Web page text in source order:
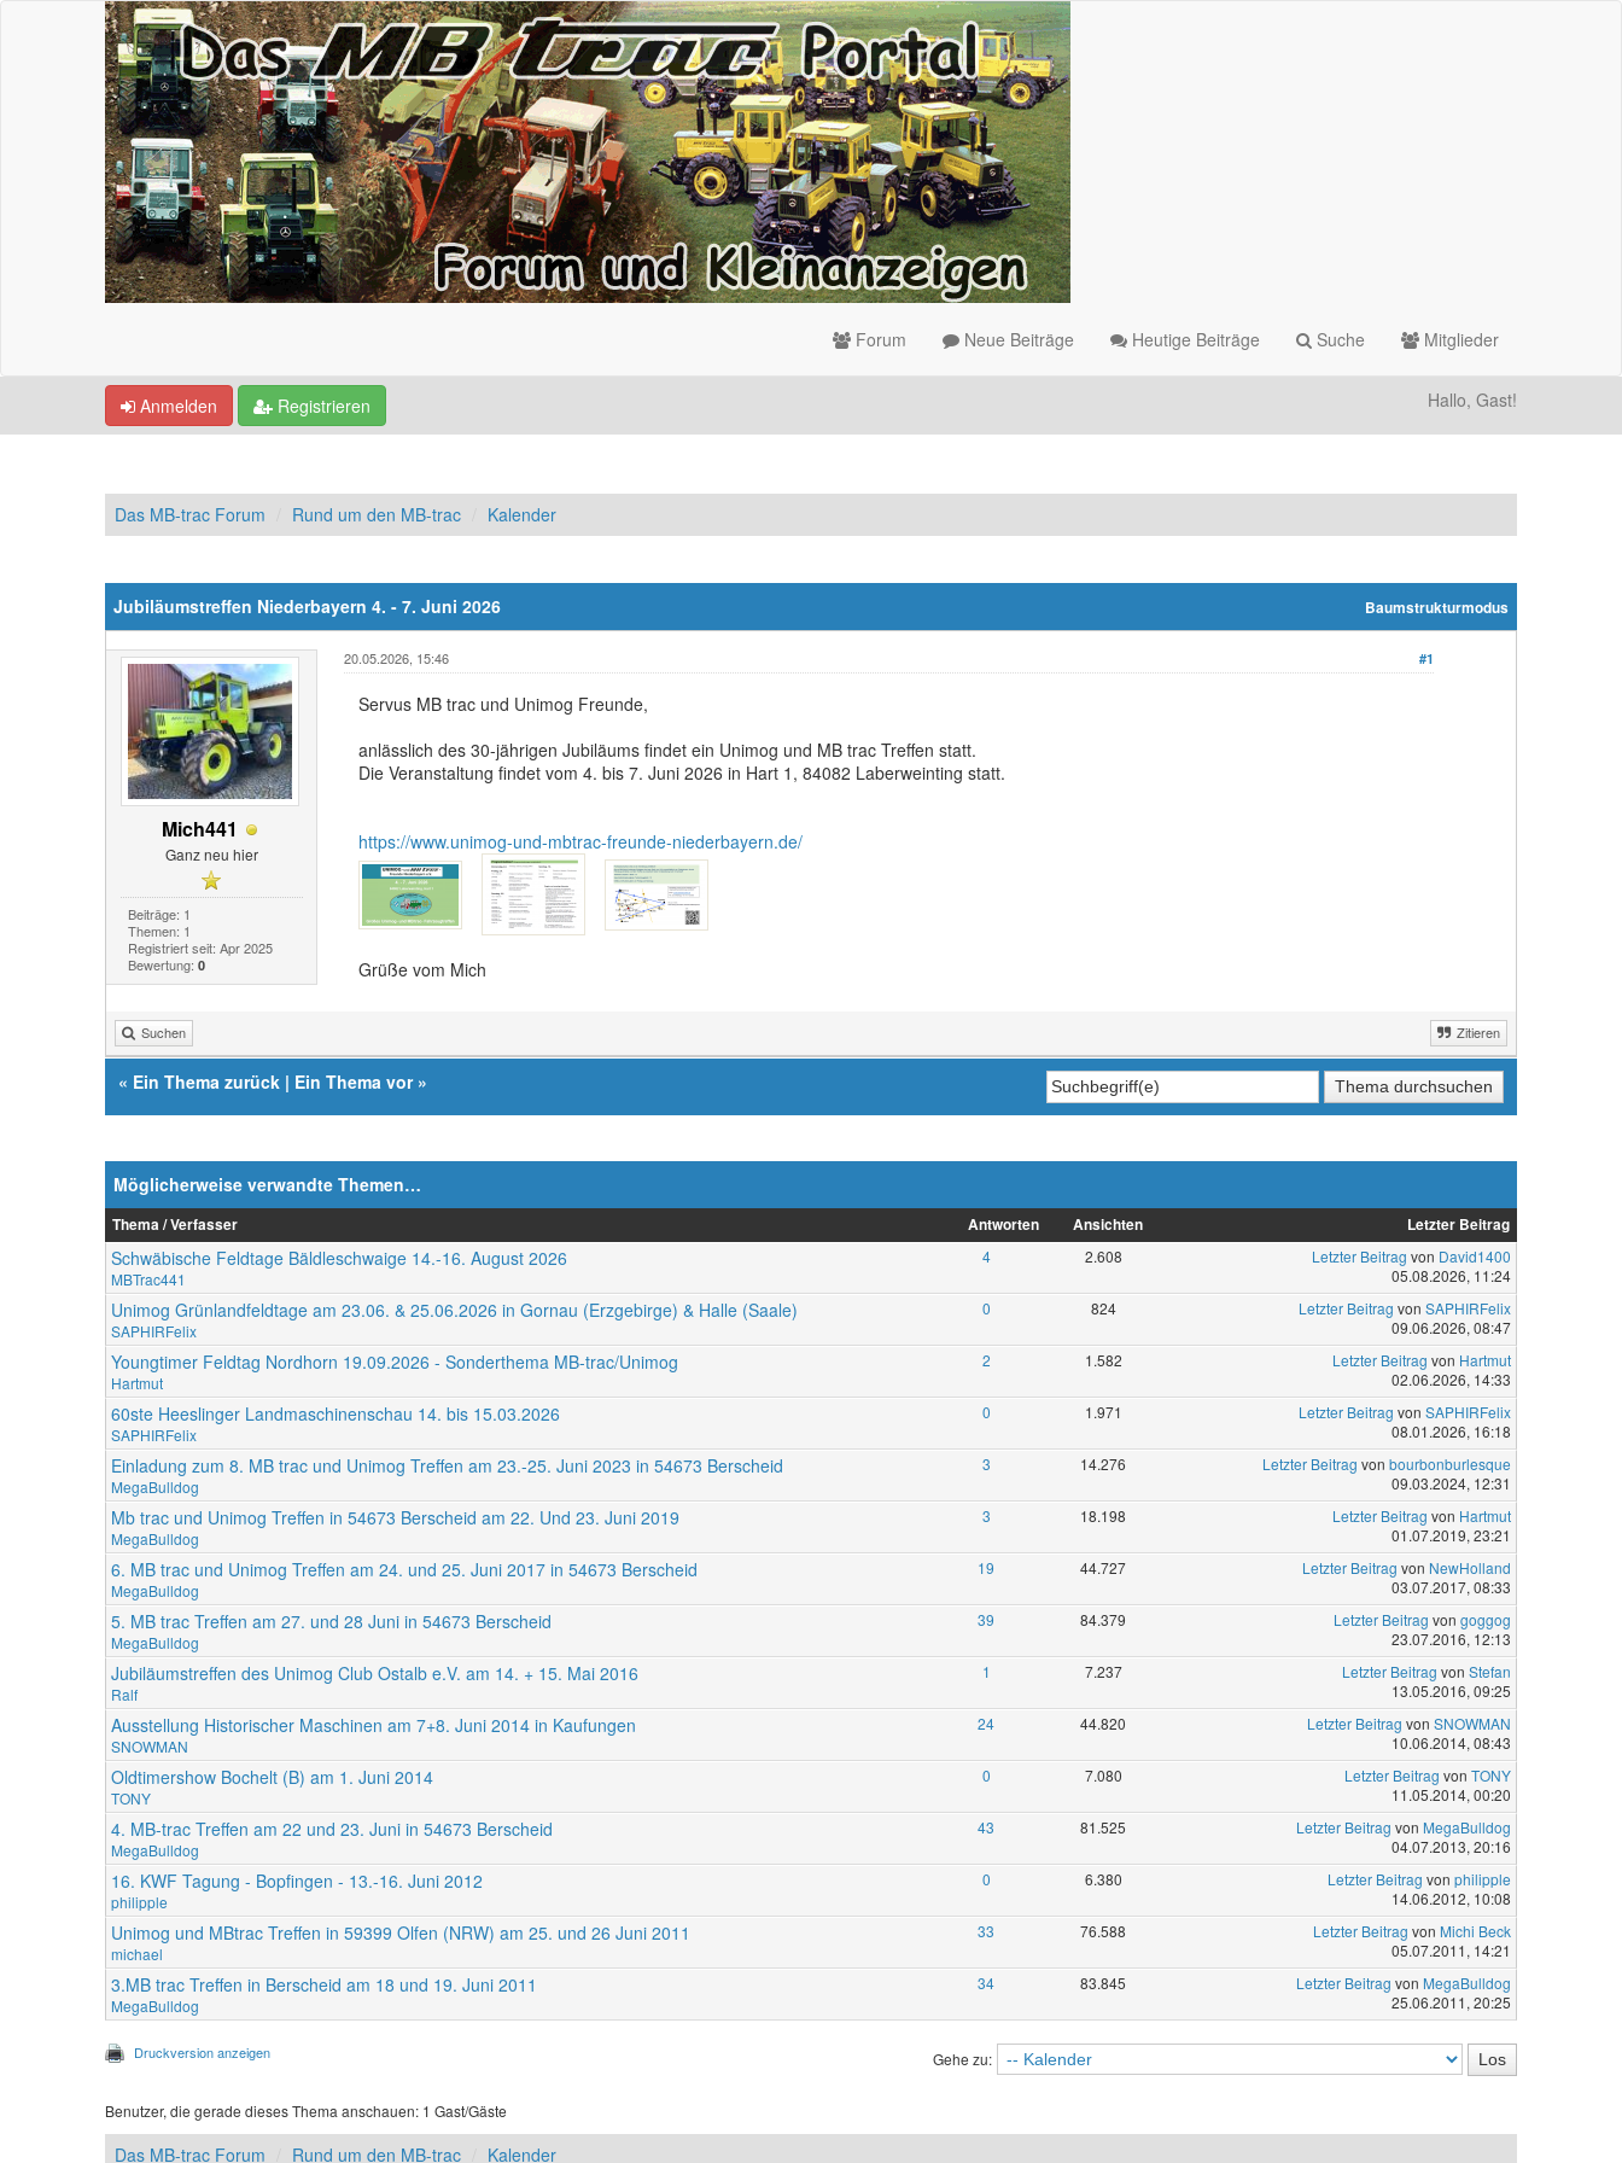
Forum Neue Beiträge Heutige Beiträge Suche Mitglieder
Anmelden Registrieren Hallo, Gast!
Das MB-trac Forum Rund um den MB-trac Kalender
Baumstrukturmodus
Jubiläumstreffen Niederbayern 4. - 7. Juni 2026
Mich441
Ganz neu hier
Beiträge: 1
Themen: 1
Registriert seit: Apr 2025
Bewertung: 0
#1
20.05.2026, 15:46
Servus MB trac und Unimog Freunde,
anlässlich des 30-jährigen Jubiläums findet ein Unimog und MB trac Treffen statt.
Die Veranstaltung findet vom 4. bis 7. Juni 2026 in Hart 1, 84082 Laberweinting statt.
https://www.unimog-und-mbtrac-freunde-niederbayern.de/
Grüße vom Mich
Suchen Zitieren
« Ein Thema zurück | Ein Thema vor»
Möglicherweise verwandte Themen…
Thema / Verfasser Antworten Ansichten Letzter Beitrag
Schwäbische Feldtage Bäldleschwaige 14.-16. August 2026
MBTrac441
4 2.608 Letzter Beitrag von David1400
05.08.2026, 11:24
Unimog Grünlandfeldtage am 23.06. & 25.06.2026 in Gornau (Erzgebirge) & Halle (Saale)
SAPHIRFelix
0 824 Letzter Beitrag von SAPHIRFelix
09.06.2026, 08:47
Youngtimer Feldtag Nordhorn 19.09.2026 - Sonderthema MB-trac/Unimog
Hartmut
2 1.582 Letzter Beitrag von Hartmut
02.06.2026, 14:33
60ste Heeslinger Landmaschinenschau 14. bis 15.03.2026
SAPHIRFelix
0 1.971 Letzter Beitrag von SAPHIRFelix
08.01.2026, 16:18
Einladung zum 8. MB trac und Unimog Treffen am 23.-25. Juni 2023 in 54673 Berscheid
MegaBulldog
3 14.276 Letzter Beitrag von bourbonburlesque
09.03.2024, 12:31
Mb trac und Unimog Treffen in 54673 Berscheid am 22. Und 23. Juni 2019
MegaBulldog
3 18.198 Letzter Beitrag von Hartmut
01.07.2019, 23:21
6. MB trac und Unimog Treffen am 24. und 25. Juni 2017 in 54673 Berscheid
MegaBulldog
19 44.727 Letzter Beitrag von NewHolland
03.07.2017, 08:33
5. MB trac Treffen am 27. und 28 Juni in 54673 Berscheid
MegaBulldog
39 84.379 Letzter Beitrag von goggog
23.07.2016, 12:13
Jubiläumstreffen des Unimog Club Ostalb e.V. am 14. + 15. Mai 2016
Ralf
1 7.237 Letzter Beitrag von Stefan
13.05.2016, 09:25
Ausstellung Historischer Maschinen am 7+8. Juni 2014 in Kaufungen
SNOWMAN
24 44.820 Letzter Beitrag von SNOWMAN
10.06.2014, 08:43
Oldtimershow Bochelt (B) am 1. Juni 2014
TONY
0 7.080 Letzter Beitrag von TONY
11.05.2014, 00:20
4. MB-trac Treffen am 22 und 23. Juni in 54673 Berscheid
MegaBulldog
43 81.525 Letzter Beitrag von MegaBulldog
04.07.2013, 20:16
16. KWF Tagung - Bopfingen - 13.-16. Juni 2012
philipple
0 6.380 Letzter Beitrag von philipple
14.06.2012, 10:08
Unimog und MBtrac Treffen in 59399 Olfen (NRW) am 25. und 26 Juni 2011
michael
33 76.588 Letzter Beitrag von Michi Beck
05.07.2011, 14:21
3.MB trac Treffen in Berscheid am 18 und 19. Juni 2011
MegaBulldog
34 83.845 Letzter Beitrag von MegaBulldog
25.06.2011, 20:25
Druckversion anzeigen Gehe zu:
Benutzer, die gerade dieses Thema anschauen: 1 Gast/Gäste
Das MB-trac Forum Rund um den MB-trac Kalender